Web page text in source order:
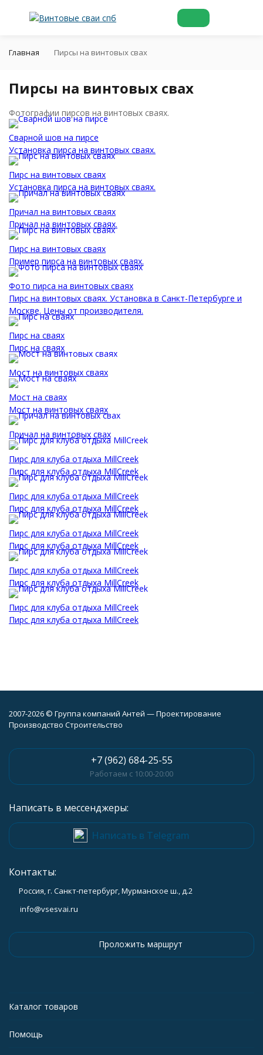
Главная Пирсы на винтовых свах
Пирсы на винтовых свах
Фотографии пирсов на винтовых сваях.
Сварной шов на пирсе
Установка пирса на винтовых сваях.
Пирс на винтовых сваях
Установка пирса на винтовых сваях.
Причал на винтовых сваях
Причал на винтовых сваях.
Пирс на винтовых сваях
Пример пирса на винтовых сваях.
Фото пирса на винтовых сваях
Пирс на винтовых сваях. Установка в Санкт-Петербурге и
Москве. Цены от производителя.
Пирс на сваях
Пирс на сваях
Мост на винтовых сваях
Мост на сваях
Мост на винтовых сваях
Причал на винтовых свах
Пирс для клуба отдыха MillCreek
Пирс для клуба отдыха MillCreek
Пирс для клуба отдыха MillCreek
Пирс для клуба отдыха MillCreek
Пирс для клуба отдыха MillCreek
Пирс для клуба отдыха MillCreek
Пирс для клуба отдыха MillCreek
Пирс для клуба отдыха MillCreek
Пирс для клуба отдыха MillCreek
Пирс для клуба отдыха MillCreek
2007-2026 © Группа компаний Антей — Проектирование
Производство Строительство
+7 (962) 684-25-55
Работаем с 10:00-20:00
Написать в мессенджеры:
Написать в Telegram
Контакты:
Россия, г. Санкт-петербург, Мурманское ш., д.2
info@vsesvai.ru
Проложить маршрут
Каталог товаров
Помощь